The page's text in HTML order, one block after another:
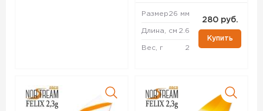
Размер26 мм
Длина, см 2.6
Вес, г 2
280 руб.
Купить